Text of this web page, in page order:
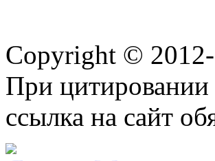
Copyright ©
При цитировании
ссылка на сайт